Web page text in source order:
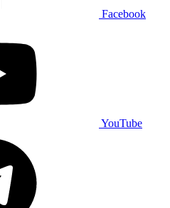
Facebook
YouTube